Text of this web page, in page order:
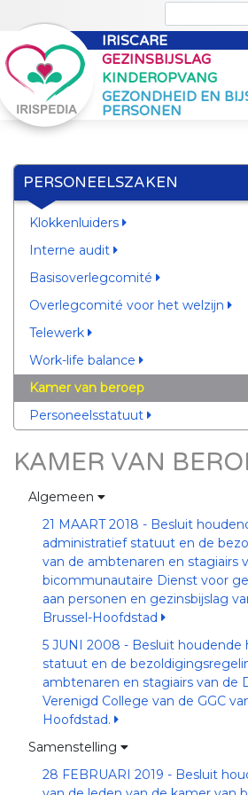
IRISCARE
GEZINSBIJSLAG
KINDEROPVANG
GEZONDHEID EN
PERSONEN
PERSONEELSZAKEN
Klokkenluiders
Interne audit
Basisoverlegcomité
Overlegcomité voor het welzijn
Telewerk
Work-life balance
Kamer van beroep
Personeelsstatuut
KAMER VAN
Algemeen
21 MAART 2018 - Besluit
administratief statuut en de
van de ambtenaren en stagiairs
bicommunautaire Dienst voor
aan personen en gezinsbijslag
Brussel-Hoofdstad
5 JUNI 2008 - Besluit
statuut en de
ambtenaren en stagiairs van de
Verenigd College van de GGC
Hoofdstad.
Samenstelling
28 FEBRUARI 2019 - Besluit